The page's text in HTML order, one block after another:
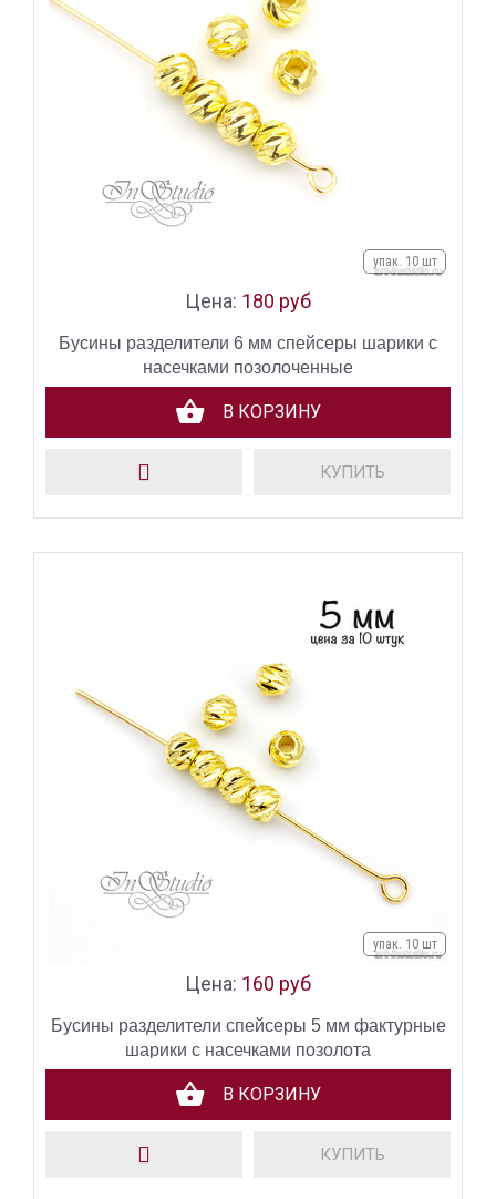
упак. 10 шт
Цена: 180 руб
Бусины разделители 6 мм спейсеры шарики с
насечками позолоченные
В КОРЗИНУ
КУПИТЬ
упак. 10 шт
Цена: 160 руб
Бусины разделители спейсеры 5 мм фактурные
шарики с насечками позолота
В КОРЗИНУ
КУПИТЬ